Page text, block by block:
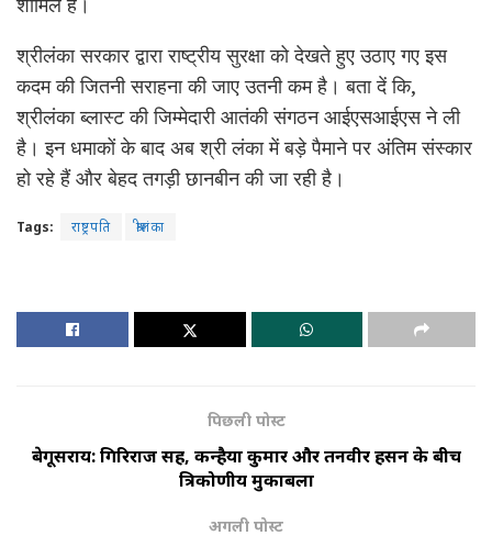
श्रीलंका सरकार द्वारा राष्ट्रीय सुरक्षा को देखते हुए उठाए गए इस
कदम की जितनी सराहना की जाए उतनी कम है। बता दें कि,
श्रीलंका ब्लास्ट की जिम्मेदारी आतंकी संगठन आईएसआईएस ने ली
है। इन धमाकों के बाद अब श्री लंका में बड़े पैमाने पर अंतिम संस्कार
हो रहे हैं और बेहद तगड़ी छानबीन की जा रही है।
Tags: राष्ट्रपति श्रीलंका
पिछली पोस्ट
बेगूसराय: गिरिराज सिंह, कन्हैया कुमार और तनवीर हसन के बीच
त्रिकोणीय मुकाबला
अगली पोस्ट